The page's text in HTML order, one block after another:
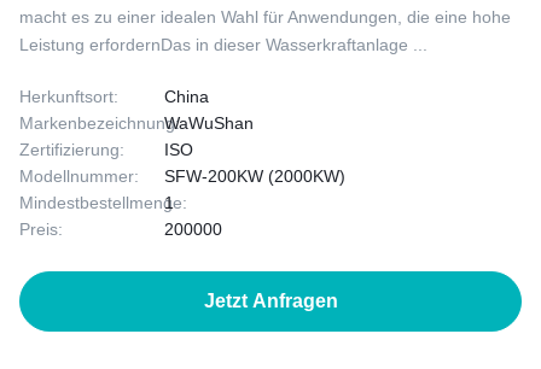
macht es zu einer idealen Wahl für Anwendungen, die eine hohe
Leistung erfordernDas in dieser Wasserkraftanlage ...
Herkunftsort:
China
Markenbezeichnung:WaWuShan
Zertifizierung:
ISO
Modellnummer:
SFW-200KW (2000KW)
Mindestbestellmenge:
1
Preis:
200000
Jetzt Anfragen